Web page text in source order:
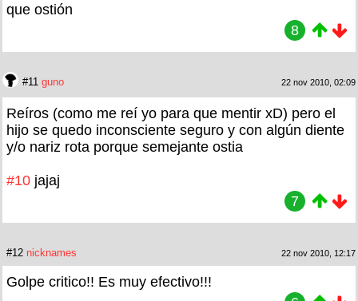
que ostión
8
#11 guno 22 nov 2010, 02:09
Reíros (como me reí yo para que mentir xD) pero el
hijo se quedo inconsciente seguro y con algún diente
y/o nariz rota porque semejante ostia
#10 jajaj
7
#12 nicknames 22 nov 2010, 12:17
Golpe critico!! Es muy efectivo!!!